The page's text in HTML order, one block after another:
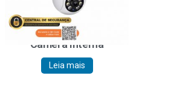
Câmera Interna
Leia mais